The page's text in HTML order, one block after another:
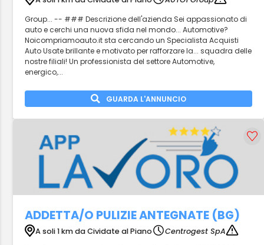
Group... -- ### Descrizione dell'azienda Sei appassionato di
auto e cerchi una nuova sfida nel mondo... Automotive?
Noicompriamoauto.it sta cercando un Specialista Acquisti
Auto Usate brillante e motivato per rafforzare la... squadra delle
nostre filiali! Un professionista del settore Automotive,
energico,...
GUARDA L'ANNUNCIO
ADDETTA/O PULIZIE ANTEGNATE (BG)
A soli 1 km da Cividate al Piano
Centrogest SpA